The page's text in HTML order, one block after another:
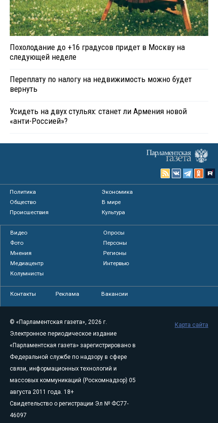
Похолодание до +16 градусов придет в Москву на
следующей неделе
Переплату по налогу на недвижимость можно будет
вернуть
Усидеть на двух стульях: станет ли Армения новой
«анти-Россией»?
Политика
Экономика
Общество
В мире
Происшествия
Культура
Видео
Опросы
Фото
Персоны
Мнения
Регионы
Медиацентр
Интервью
Колумнисты
Контакты Реклама Вакансии
© «Парламентская газета», 2026 г.
Электронное периодическое издание
«Парламентская газета» зарегистрировано в
Федеральной службе по надзору в сфере
связи, информационных технологий и
массовых коммуникаций (Роскомнадзор) 05
августа 2011 года. 18+
Свидетельство о регистрации Эл № ФС77-
46097
Карта сайта